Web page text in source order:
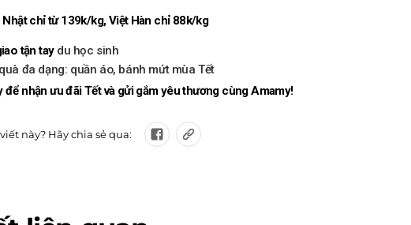
Nhật chỉ từ 139k/kg, Việt Hàn chỉ 88k/kg
tận taydu học sinh
đa dạng: quần áo, bánh mứt mùa Tết
để nhận ưu đãi Tết và gửi gắm yêu thương cùng Amamy!
này? Hãy chia sẻ qua: